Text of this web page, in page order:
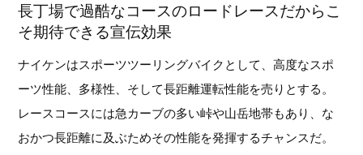
長丁場で過酷なコースのロードレースだからこ
そ期待できる宣伝効果
ナイケンはスポーツツーリングバイクとして、高度なスポ
ーツ性能、多様性、そして長距離運転性能を売りとする。
レースコースには急カーブの多い峠や山岳地帯もあり、な
おかつ長距離に及ぶためその性能を発揮するチャンスだ。